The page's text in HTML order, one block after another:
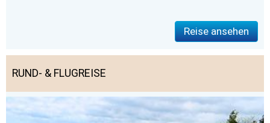
Reise ansehen
RUND- & FLUGREISE